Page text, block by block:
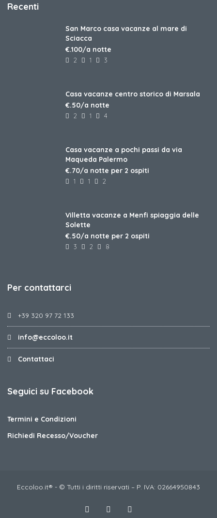
Recenti
San Marco casa vacanze al mare di
Sciacca
€.100/a notte
2 1 3
Casa vacanze centro storico di Marsala
€.50/a notte
2 1 4
Casa vacanze a pochi passi da via
Maqueda Palermo
€.70/a notte per 2 ospiti
1 1 2
Villetta vacanze a Menfi spiaggia delle
Solette
€.50/a notte per 2 ospiti
3 2 8
Per contattarci
+39 320 97 72 133
info@eccoloo.it
Contattaci
Seguici su Facebook
Termini e Condizioni
Richiedi Recesso/Voucher
Eccoloo.it® - © Tutti i diritti riservati – P. IVA: 02664950843